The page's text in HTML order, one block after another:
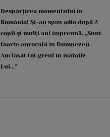
Despărțirea momentului în
România! Și-au spus adio după 2
copii și mulți ani împreună. „Sunt
foarte ancorată în Dumnezeu.
Am lăsat tot greul în mâinile
Lui...”